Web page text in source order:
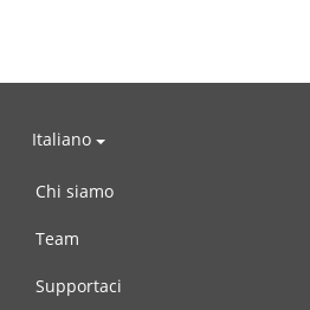
Italiano
Chi siamo
Team
Supportaci